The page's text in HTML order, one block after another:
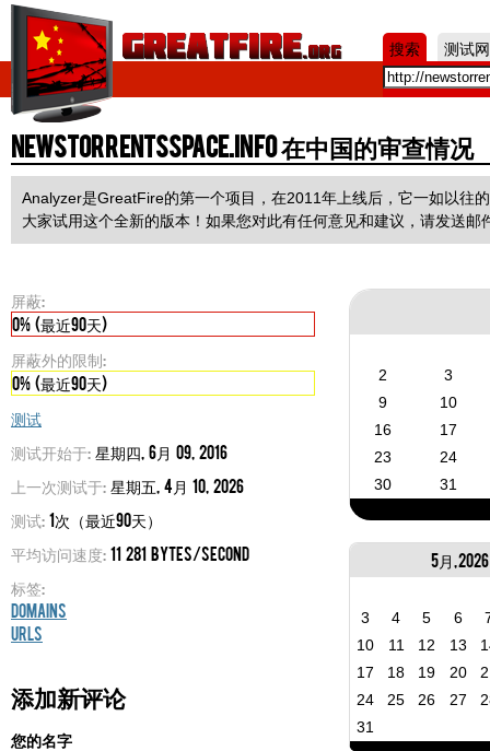
搜索 测试
newstorrentsspace.info 在中国的审查情况
Analyzer是GreatFire的第一个项目，在2011年上线后，它一如以往
大家试用这个全新的版本！如果您对此有任何意见和建议，请发送邮
2
3
9
10
16
17
23
24
30
31
5月, 2026
3 4 5 6
10
11 12 13
17
18 19 20
24
25 26 27
31
屏蔽:
0% (最近90天)
屏蔽外的限制:
0% (最近90天)
测试
测试开始于: 星期四, 6月 09, 2016
上一次测试于: 星期五, 4月 10, 2026
测试: 1次（最近90天）
平均访问速度: 11 281 bytes/second
标签:
Domains
URLs
添加新评论
您的名字